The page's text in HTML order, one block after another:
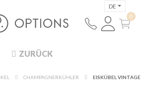
DE
ZURÜCK
CHAMPAGNERKÜHLER EISKÜBEL VINTAGE